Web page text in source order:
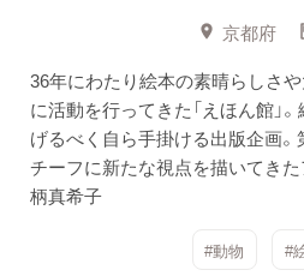
京都府
36年にわたり絵本の素晴らしさ
に活動を行ってきた「えほん館」
げるべく自ら手掛ける出版企画
チーフに新たな視点を描いてき
柄真希子
#動物 #